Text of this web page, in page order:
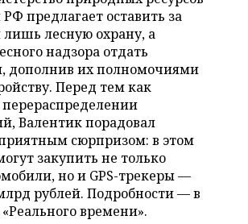
СПОРТА
предлагает оставить за
лесную охрану, а
надзора отдать
дополнив их полномочиями
Перед тем как
перераспределении
Валентик порадовал
сюрпризом: в этом
закупить не только
но и GPS-трекеры —
рублей. Подробности — в
времени».